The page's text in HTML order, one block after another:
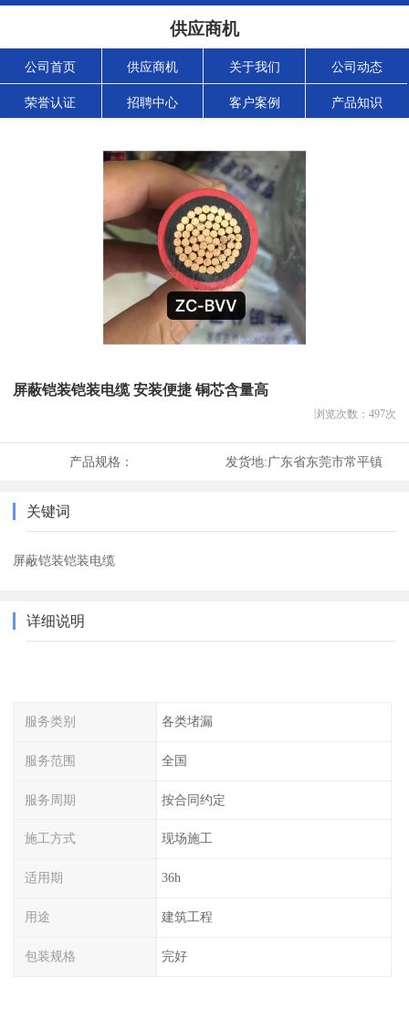
供应商机
公司首页 供应商机 关于我们 公司动态
荣誉认证 招聘中心 客户案例 产品知识
屏蔽铠装铠装电缆 安装便捷 铜芯含量高
浏览次数： 497次
产品规格： 发货地:广东省东莞市常平镇
关键词
屏蔽铠装铠装电缆
详细说明
服务类别 各类堵漏
服务范围 全国
服务周期 按合同约定
施工方式 现场施工
适用期 36h
用途 建筑工程
包装规格 完好